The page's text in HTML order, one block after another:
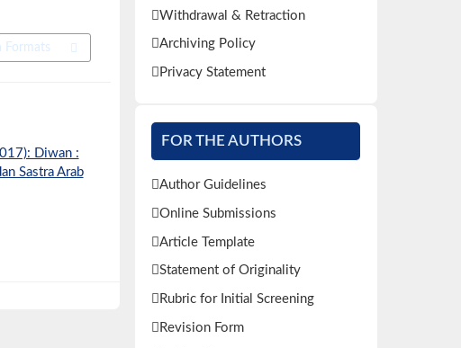
Formats
Diwan :
Sastra Arab
Withdrawal & Retraction
Archiving Policy
Privacy Statement
FOR THE AUTHORS
Author Guidelines
Online Submissions
Article Template
Statement of Originality
Rubric for Initial Screening
Revision Form